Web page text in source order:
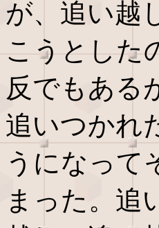
が、追い越
こうとした
反でもある
追いつかれ
うになって
まった。追